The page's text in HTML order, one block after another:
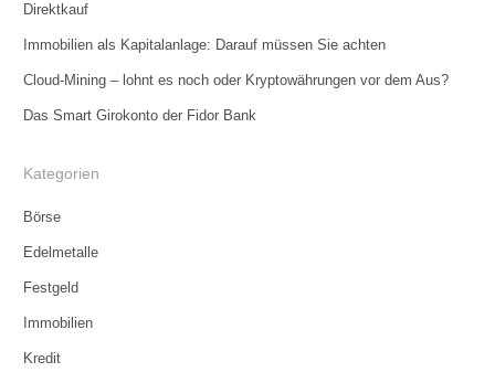
Direktkauf
Immobilien als Kapitalanlage: Darauf müssen Sie achten
Cloud-Mining – lohnt es noch oder Kryptowährungen vor dem Aus?
Das Smart Girokonto der Fidor Bank
Kategorien
Börse
Edelmetalle
Festgeld
Immobilien
Kredit